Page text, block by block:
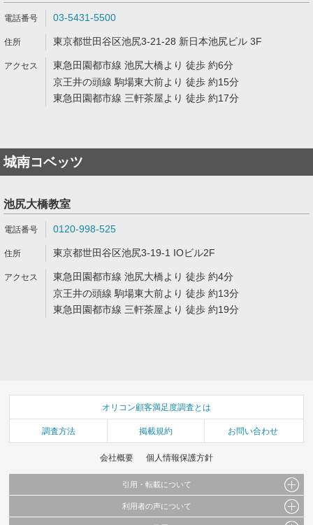
03-5431-5500
東京都世田谷区池尻3-21-28 新日本池尻ビル 3F
東急田園都市線 池尻大橋より 徒歩 約6分
京王井の頭線 駒場東大前より 徒歩 約15分
東急田園都市線 三軒茶屋より 徒歩 約17分
城南コベッツ
池尻大橋教室
0120-998-525
東京都世田谷区池尻3-19-1 IOビル2F
東急田園都市線 池尻大橋より 徒歩 約4分
京王井の頭線 駒場東大前より 徒歩 約13分
東急田園都市線 三軒茶屋より 徒歩 約19分
オリコン顧客満足度調査とは
調査方法 掲載規約 お問い合わせ
会社概要 個人情報保護方針
引用・転載について
当サイトで公開されている情報（文字、写真、イラスト、画像データ等）及びこれらの配
利用者の声について